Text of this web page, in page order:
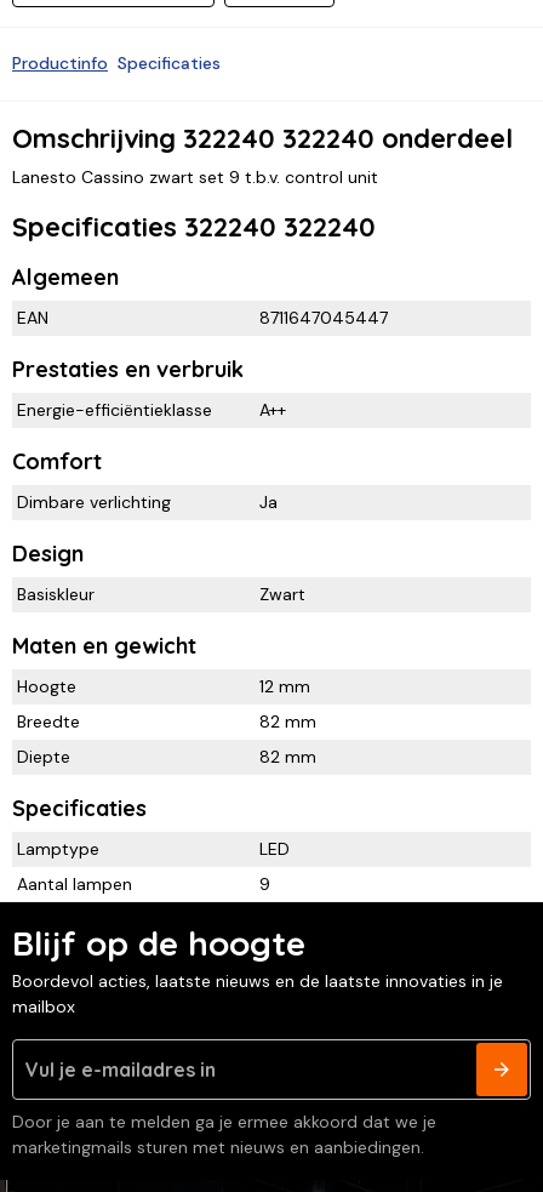
Productinfo Specificaties
Omschrijving 322240 322240 onderdeel
Lanesto Cassino zwart set 9 t.b.v. control unit
Specificaties 322240 322240
Algemeen
EAN 8711647045447
Prestaties en verbruik
Energie-efficiëntieklasse A++
Comfort
Dimbare verlichting Ja
Design
Basiskleur Zwart
Maten en gewicht
Hoogte
12 mm
Breedte
82 mm
Diepte
82 mm
Specificaties
Lamptype
LED
Aantal lampen
9
Blijf op de hoogte
Boordevol acties, laatste nieuws en de laatste innovaties in je
mailbox
Door je aan te melden ga je ermee akkoord dat we je
marketingmails sturen met nieuws en aanbiedingen.